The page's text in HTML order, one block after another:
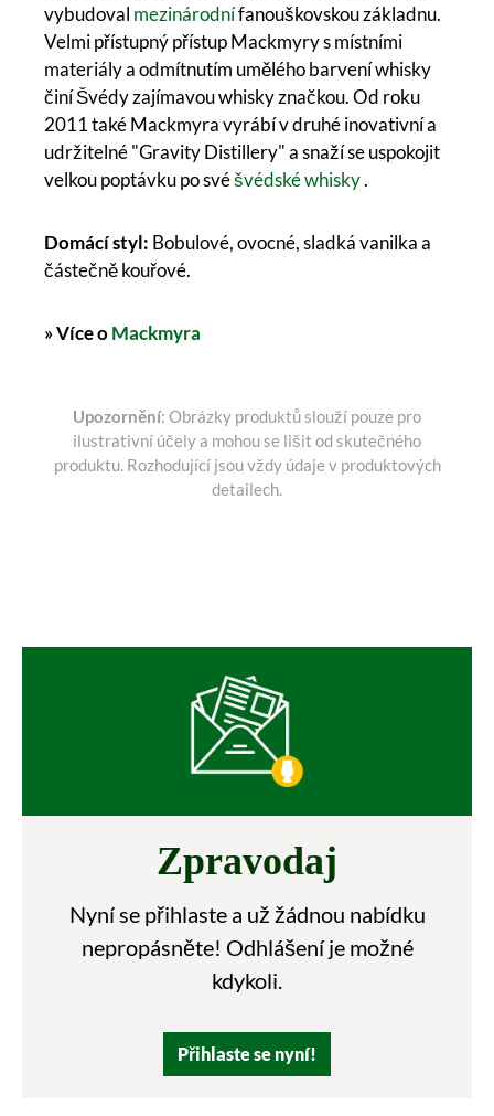
vybudoval mezinárodnífanouškovskou základnu.
Velmi přístupný přístup Mackmyry s místními
materiály a odmítnutím umělého barvení whisky
činí Švédy zajímavou whisky značkou. Od roku
2011 také Mackmyra vyrábí v druhé inovativní a
udržitelné "Gravity Distillery" a snaží se uspokojit
velkou poptávku po svéšvédské whisky.
Domácí styl: Bobulové, ovocné, sladká vanilka a
částečně kouřové.
» Více oMackmyra
Upozornění: Obrázky produktů slouží pouze pro
ilustrativní účely a mohou se lišit od skutečného
produktu. Rozhodující jsou vždy údaje v produktových
detailech.
Zpravodaj
Nyní se přihlaste a už žádnou nabídku
nepropásněte! Odhlášení je možné
kdykoli.
Přihlaste se nyní!